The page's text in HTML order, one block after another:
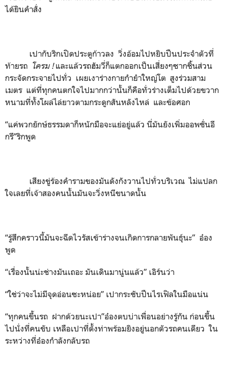
ได้ยินคำสั่ง
เปากับริกเปิดประตูก้าวลง วิ่งอ้อมไปหยิบปืนประจำตัวที่
ท้ายรถ โครม !และแล้วรถฮัมวี่ก็แตกออกเป็นเสี่ยงๆซากชิ้นส่วน
กระจัดกระจายไปทั่ว เผยเงาร่างกายกำยำใหญ่โต สูงร่วมสาม
เมตร แต่ที่ทุกคนตกใจไปมากกว่านั้นก็คือทั่วร่างเต็มไปด้วยขวาก
หนามที่ทั้งโผล่ไล่ยาวตามกระดูกสันหลังไหล่ และข้อศอก
“แค่พวกยักษ์ธรรมดาก็หนักมือจะแย่อยู่แล้ว นี่มันยังเพิ่มออพชั่นอี
กรึ”ริกพูด
เสียงขู่ร้องคำรามของมันดังกังวานไปทั่วบริเวณ ไม่แปลก
ใจเลยที่เจ้าสองคนนั้นมันจะวิ่งหนีขนาดนั้น
“รู้สึกคราวนี้มันจะฉีดไวรัสเข้าร่างจนเกิดการกลายพันธุ์นะ” อ๋อง
พูด
“เรื่องนั้นน่ะช่างมันเถอะ มันเดินมานู่นแล้ว” เอิร์นว่า
“ใช่ว่าจะไม่มีจุดอ่อนซะหน่อย” เปากระชับปืนไรเฟิลในมือแน่น
“ทุกคนขึ้นรถ ฝากด้วยนะเปา”อ๋องตบบ่าเพื่อนอย่างรู้กัน ก่อนขึ้น
ไปนั่งที่คนขับ เหลือเปาที่ตั้งท่าพร้อมยิงอยู่นอกตัวรถคนเดียว ใน
ระหว่างที่อ๋องกำลังกลับรถ